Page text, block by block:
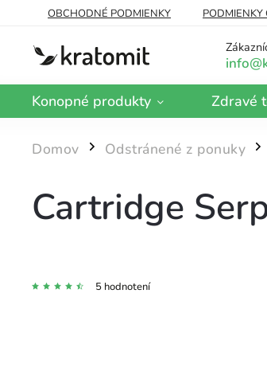
OBCHODNÉ PODMIENKY
Konopné produkty Zdravé
Domov / Odstránené z ponuky /
Cartridge
5 hodnotení